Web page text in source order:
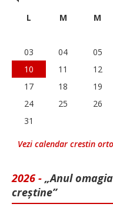
L M M
03
04 05
10
11 12
17
18 19
24
25 26
31
Vezi calendar crestin
2026 - „Anul
creștine”